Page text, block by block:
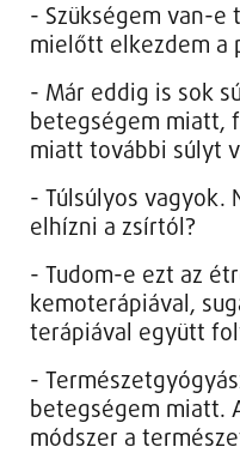
- Szükségem van-
mielőtt elkezdem a
- Már eddig is sok
betegségem miatt,
miatt további súlyt
- Túlsúlyos vagyok.
elhízni a zsírtól?
- Tudom-e ezt az
kemoterápiával,
terápiával együtt
-
betegségem miatt.
módszer a